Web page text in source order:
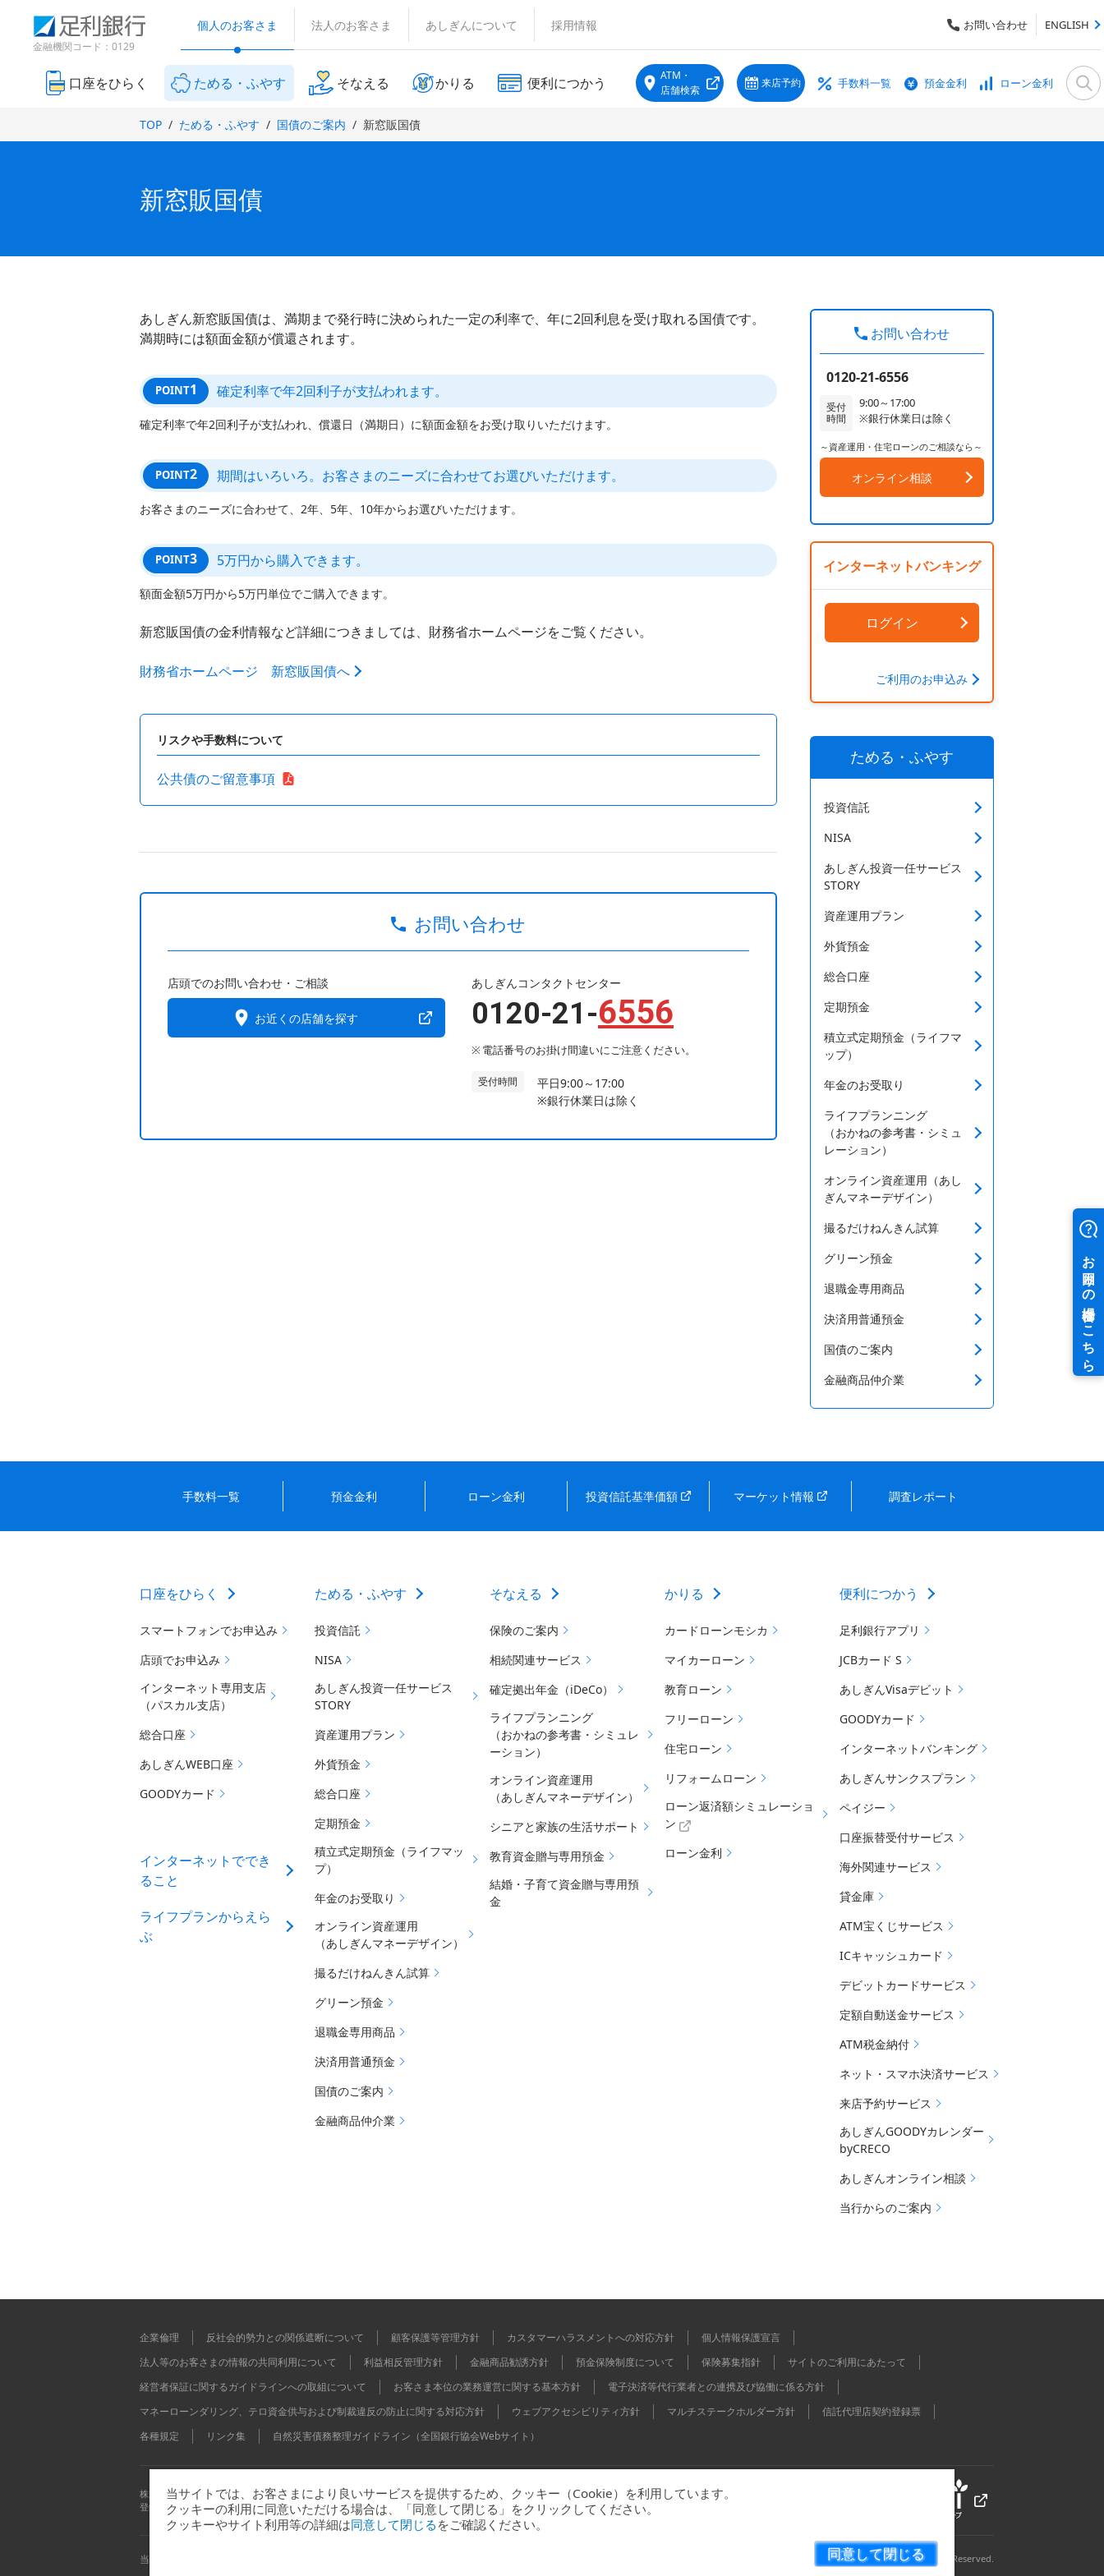
金融機関コード：0129
お問い合わせ ENGLISH
個人のお客さま 法人のお客さま あしぎんについて 採用情報
口座をひらく ためる・ふやす そなえる かりる 便利につかう
ATM・
店舗検索
き
来店予約 手数料一覧 預金金利 ローン金利
TOP ためる・ふやす 国債のご案内 新窓販国債
新窓販国債
あしぎん新窓販国債は、満期まで発行時に決められた一定の利率で、年に2回利息を受け取れる国債です。
満期時には額面金額が償還されます。
POINT1 確定利率で年2回利子が支払われます。
確定利率で年2回利子が支払われ、償還日（満期日）に額面金額をお受け取りいただけます。
POINT2 期間はいろいろ。お客さまのニーズに合わせてお選びいただけます。
お客さまのニーズに合わせて、2年、5年、10年からお選びいただけます。
POINT3 5万円から購入できます。
額面金額5万円から5万円単位でご購入できます。
新窓販国債の金利情報など詳細につきましては、財務省ホームページをご覧ください。
財務省ホームページ 新窓販国債へ
リスクや手数料について
公共債のご留意事項
で
お問い合わせ
店頭でのお問い合わせ・ご相談
お近くの店舗を探す
あしぎんコンタクトセンター
0120-21-6556
電話番号のお掛け間違いにご注意ください。
受付時間
平日9:00～17:00
※銀行休業日は除く
お問い合わせ
0120-21-6556
受付
時間
9:00～17:00
※銀行休業日は除く
～資産運用・住宅ローンのご相談なら～
オンライン相談
インターネットバンキング
ログイン
ご利用のお申込み
ためる・ふやす
投資信託
NISA
あしぎん投資一任サービス
STORY
資産運用プラン
外貨預金
総合口座
定期預金
積立式定期預金（ライフマ
ップ）
年金のお受取り
ライフプランニング
（おかねの参考書・シミュ
レーション）
オンライン資産運用（あし
ぎんマネーデザイン）
撮るだけねんきん試算
グリーン預金
退職金専用商品
決済用普通預金
国債のご案内
金融商品仲介業
手数料一覧 預金金利 ローン金利 投資信託基準価額
開
マーケット情報
開
調査レポート
口座をひらく
スマートフォンでお申込み
店頭でお申込み
インターネット専用支店
（パスカル支店）
総合口座
あしぎんWEB口座
GOODYカード
インターネットででき
ること
ライフプランからえら
ぶ
ためる・ふやす
投資信託
NISA
あしぎん投資一任サービス
STORY
資産運用プラン
外貨預金
総合口座
定期預金
積立式定期預金（ライフマッ
プ）
年金のお受取り
オンライン資産運用
（あしぎんマネーデザイン）
撮るだけねんきん試算
グリーン預金
退職金専用商品
決済用普通預金
国債のご案内
金融商品仲介業
そなえる
保険のご案内
相続関連サービス
確定拠出年金（iDeCo）
ライフプランニング
（おかねの参考書・シミュレ
ーション）
オンライン資産運用
（あしぎんマネーデザイン）
シニアと家族の生活サポート
教育資金贈与専用預金
結婚・子育て資金贈与専用預
金
かりる
カードローンモシカ
マイカーローン
教育ローン
フリーローン
住宅ローン
リフォームローン
ローン返済額シミュレーショ
ン
ローン金利
便利につかう
足利銀行アプリ
JCBカード S
あしぎんVisaデビット
GOODYカード
インターネットバンキング
あしぎんサンクスプラン
ペイジー
口座振替受付サービス
海外関連サービス
貸金庫
ATM宝くじサービス
ICキャッシュカード
デビットカードサービス
定額自動送金サービス
ATM税金納付
ネット・スマホ決済サービス
来店予約サービス
あしぎんGOODYカレンダー
byCRECO
あしぎんオンライン相談
当行からのご案内
企業倫理 反社会的勢力との関係遮断について 顧客保護等管理方針 カスタマーハラスメントへの対応方針
個人情報保護宣言
法人等のお客さまの情報の共同利用について
利益相反管理方針 金融商品勧誘方針 預金保険制度について 保険募集指針
サイトのご利用にあたって
経営者保証に関するガイドラインへの取組について
お客さま本位の業務運営に関する基本方針
電子決済等代行業者との連携及び協働に係る方針
マネーローンダリング、テロ資金供与および制裁違反の防止に関する対応方針
ウェブアクセシビリティ方針 マルチステークホルダー方針
信託代理店契約登録票
各種規定
リンク集 自然災害債務整理ガイドライン（全国銀行協会Webサイト）
株式会社 足利銀行
登録金融機関 関東財務局長（登金）第43号 加入協会 日本証券業協会 / 一般社団法人金融先物取引業協会
当サイトに関するお問い合わせはこちら Copyright © The Ashikaga Bank, Ltd. All Rights Reserved.
当サイトでは、お客さまにより良いサービスを提供するため、クッキー（Cookie）を利用しています。
クッキーの利用に同意いただける場合は、「同意して閉じる」をクリックしてください。
クッキーやサイト利用等の詳細は同意して閉じる をご確認ください。
同意して閉じる